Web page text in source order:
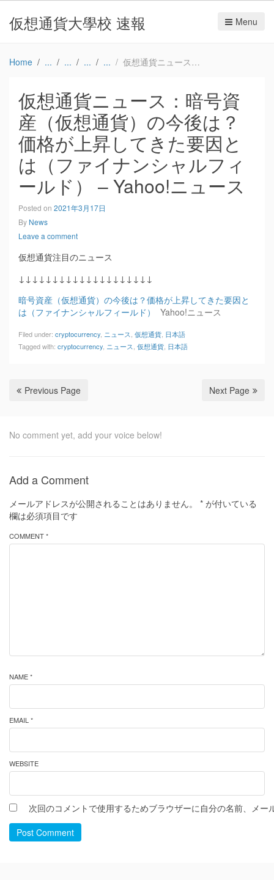
仮想通貨大學校 速報 Menu
Home 仮想通貨ニュース：暗号資産（仮想通貨）の今後は？価格が上昇してきた要因とは（ファイナンシャルフィールド） – Yahoo!ニュース
仮想通貨ニュース：暗号資
産（仮想通貨）の今後は？
価格が上昇してきた要因と
は（ファイナンシャルフィ
ールド） – Yahoo!ニュース
Posted on 2021年3月17日
By News
Leave a comment
仮想通貨注目のニュース
↓↓↓↓↓↓↓↓↓↓↓↓↓↓↓↓↓↓↓↓
暗号資産（仮想通貨）の今後は？価格が上昇してきた要因と
は（ファイナンシャルフィールド）
Yahoo!ニュース
Filed under: cryptocurrency ニュース 仮想通貨 日本語
Tagged with: cryptocurrency ニュース 仮想通貨 日本語
Previous Page Next Page
No comment yet, add your voice below!
Add a Comment
メールアドレスが公開されることはありません。 * が付いている
欄は必須項目です
COMMENT *
NAME *
EMAIL *
WEBSITE
次回のコメントで使用するためブラウザーに自分の名前、メー
Post Comment